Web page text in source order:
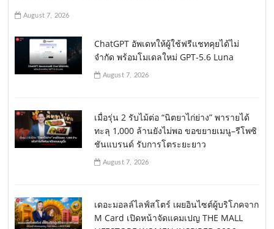
August 7, 2026
ChatGPT อัพเดทให้ผู้ใช้ฟรีแชทคุยได้ไม่
จำกัด พร้อมโมเดลใหม่ GPT-5.6 Luna
August 7, 2026
เมื่อรุ่น 2 รับไม้ต่อ “นิตยาไก่ย่าง” พารายได้
ทะลุ 1,000 ล้านยังไม่พอ ขอขยายเมนู–รีโพซิ
ชันแบรนด์ รับการโตระยะยาว
August 7, 2026
เดอะมอลล์ไลฟ์สโตร์ เผยอินไซต์ผู้บริโภคจาก
M Card เปิดหน้าจัดแคมเปญ THE MALL